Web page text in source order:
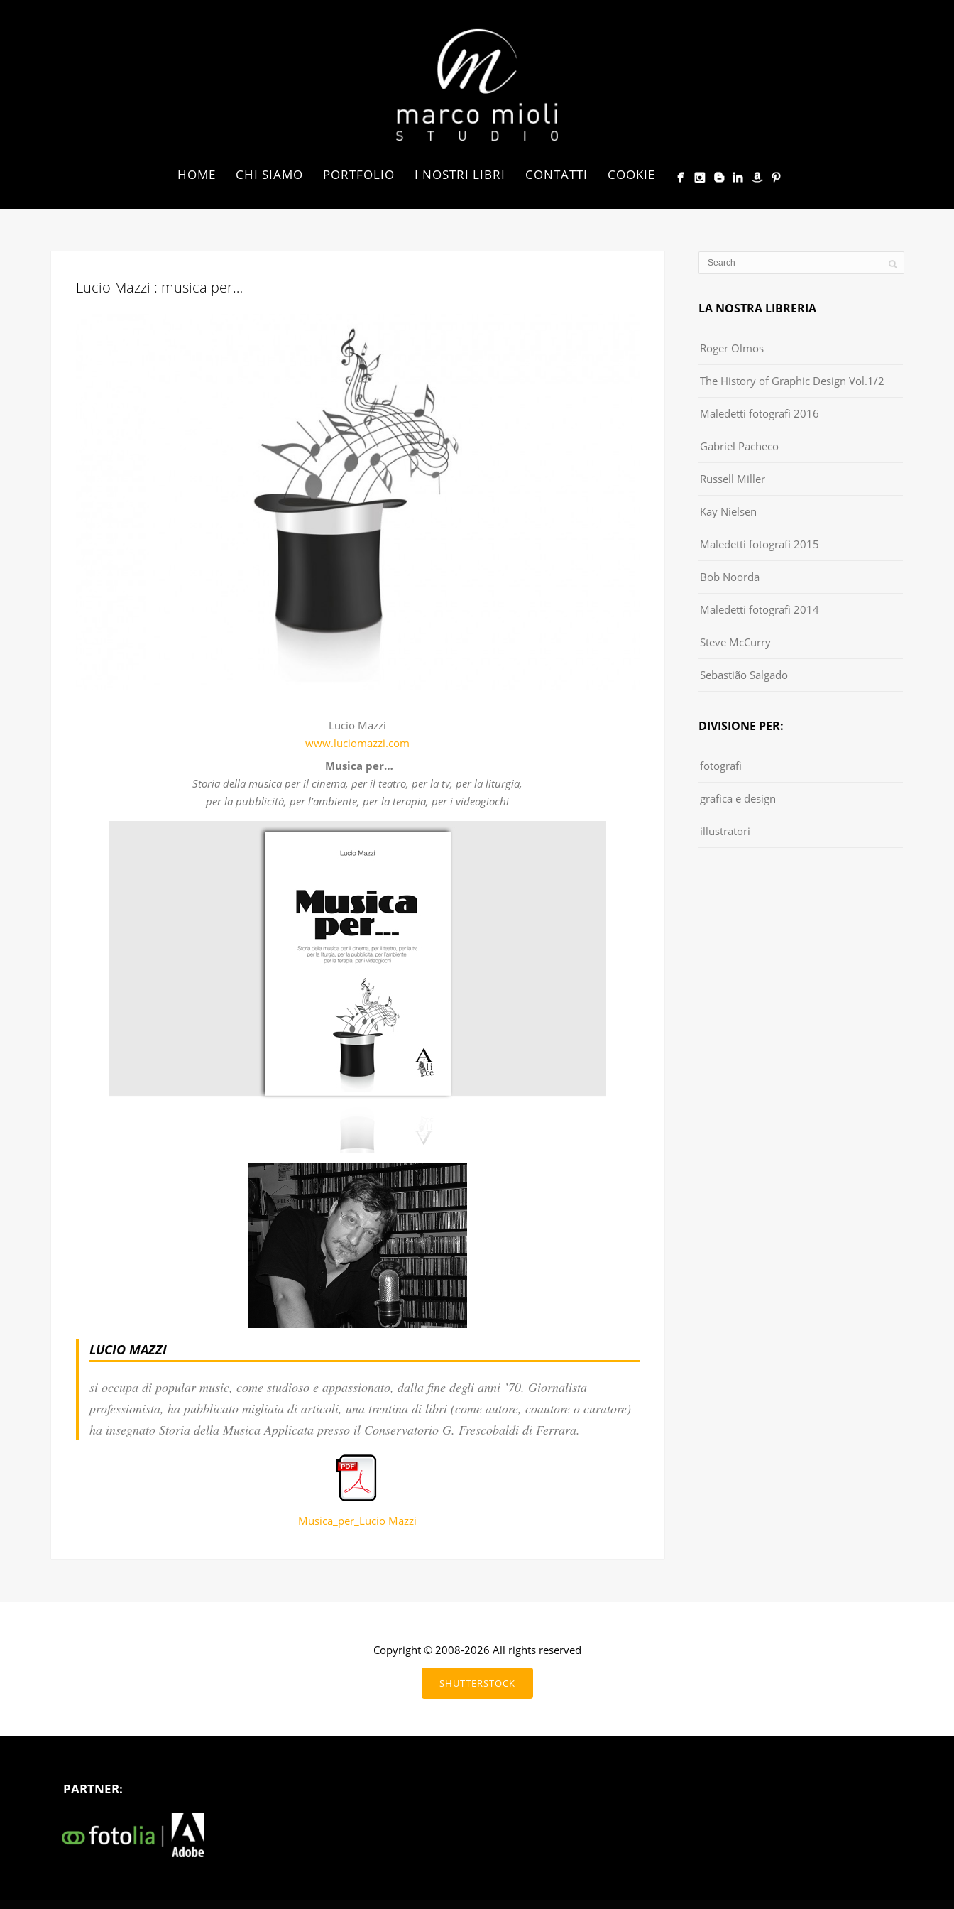
HOME CHI SIAMO PORTFOLIO I NOSTRI LIBRI CONTATTI COOKIE
Lucio Mazzi : musica per…
Lucio Mazzi
www.luciomazzi.com
Musica per…
Storia della musica per il cinema, per il teatro, per la tv,per la liturgia,
per la pubblicità, per l’ambiente,per la terapia, per i videogiochi
LUCIO MAZZI
si occupa di popular music, come studioso e appassionato, dalla fine degli anni ’70. Giornalista
professionista, ha pubblicato migliaia di articoli, una trentina di libri (come autore, coautore o curatore)
ha insegnato Storia della Musica Applicata presso il Conservatorio G. Frescobaldi di Ferrara.
Musica_per_Lucio Mazzi
LA NOSTRA LIBRERIA
Roger Olmos
The History of Graphic Design Vol.1/2
Maledetti fotografi 2016
Gabriel Pacheco
Russell Miller
Kay Nielsen
Maledetti fotografi 2015
Bob Noorda
Maledetti fotografi 2014
Steve McCurry
Sebastião Salgado
DIVISIONE PER:
fotografi
grafica e design
illustratori
Copyright © 2008-2026 All rights reserved
SHUTTERSTOCK
PARTNER: